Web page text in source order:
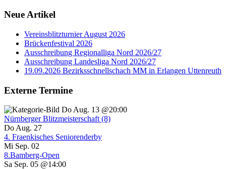
Neue Artikel
Vereinsblitzturnier August 2026
Brückenfestival 2026
Ausschreibung Regionalliga Nord 2026/27
Ausschreibung Landesliga Nord 2026/27
19.09.2026 Bezirksschnellschach MM in Erlangen Uttenreuth
Externe Termine
Do Aug. 13 @20:00
Nürnberger Blitzmeisterschaft (8)
Do Aug. 27
4. Fraenkisches Seniorenderby
Mi Sep. 02
8.Bamberg-Open
Sa Sep. 05 @14:00